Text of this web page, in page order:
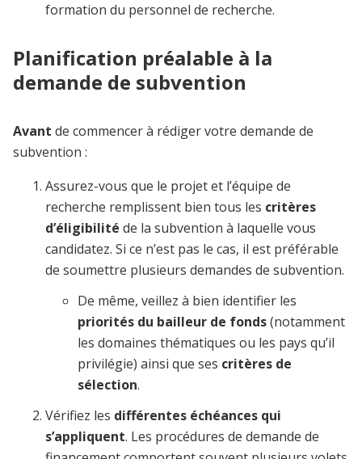
formation du personnel de recherche.
Planification préalable à la
demande de subvention
Avant de commencer à rédiger votre demande de
subvention :
Assurez-vous que le projet et l’équipe de
recherche remplissent bien tous les critères
d’éligibilité de la subvention à laquelle vous
candidatez. Si ce n’est pas le cas, il est préférable
de soumettre plusieurs demandes de subvention.
De même, veillez à bien identifier les
priorités du bailleur de fonds(notamment
les domaines thématiques ou les pays qu’il
privilégie) ainsi que ses critères de
sélection.
Vérifiez les différentes échéances qui
s’appliquent. Les procédures de demande de